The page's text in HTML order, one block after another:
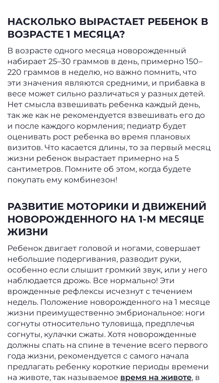
НАСКОЛЬКО ВЫРАСТАЕТ РЕБЕНОК В
ВОЗРАСТЕ 1 МЕСЯЦА?
В возрасте одного месяца новорожденный
набирает 25–30 граммов в день, примерно 150–
220 граммов в неделю, но важно помнить, что
эти значения являются средними, и прибавка в
весе может сильно различаться у разных детей.
Нет смысла взвешивать ребенка каждый день,
так же как не рекомендуется взвешивать его до
и после каждого кормления; педиатр будет
оценивать рост ребенка во время плановых
визитов. Что касается длины, то за первый месяц
жизни ребенок вырастает примерно на 5
сантиметров. Помните об этом, когда будете
покупать ему комбинезон!
РАЗВИТИЕ МОТОРИКИ И ДВИЖЕНИЙ
НОВОРОЖДЕННОГО НА 1-М МЕСЯЦЕ
ЖИЗНИ
Ребенок двигает головой и ногами, совершает
небольшие подергивания, разводит руки,
особенно если слышит громкий звук, или у него
наблюдается дрожь. Все нормально! Эти
врожденные рефлексы исчезнут с течением
недель. Положение новорожденного на 1 месяце
жизни преимущественно эмбриональное: ноги
согнуты относительно туловища, предплечья
согнуты, кулачки сжаты. Хотя новорожденные
должны спать на спине в течение всего первого
года жизни, рекомендуется с самого начала
предлагать ребенку короткие периоды времени
на животе, так называемое время на животе, в